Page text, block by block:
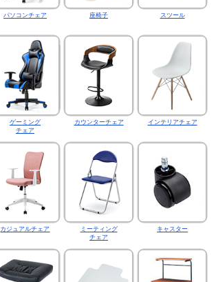
パソコンチェア 座椅子 スツール
ゲーミング
チェア
カウンターチェア インテリアチェア
カジュアルチェア
ミーティング
チェア
キャスター